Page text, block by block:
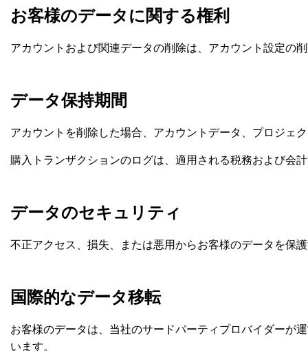
お客様のデータに関する権利
アカウントおよび関連データの削除は、アカウント設定の
データ保持期間
アカウントを削除した場合、アカウントデータ、プロジェ
購入トランザクションのログは、適用される税務および会
データのセキュリティ
不正アクセス、損失、または悪用からお客様のデータを保
国際的なデータ移転
お客様のデータは、当社のサードパーティプロバイダーが
います。